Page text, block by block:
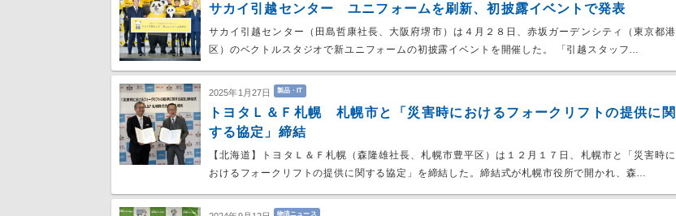
サカイ引越センター ユニフォームを刷新、初披露イベントで発表
サカイ引越センター（田島哲康社長、大阪府堺市）は４月２８日、赤坂ガーデンシティ（東京都港
区）のベクトルスタジオで新ユニフォームの初披露イベントを開催した。 「引越スタッフ…
2025年1月27日 製品・IT
トヨタＬ＆Ｆ札幌 札幌市と「災害時におけるフォークリフトの提供に関
する協定」締結
【北海道】トヨタＬ＆Ｆ札幌（森隆雄社長、札幌市豊平区）は１２月１７日、札幌市と「災害時に
おけるフォークリフトの提供に関する協定」を締結した。締結式が札幌市役所で開かれ、森…
物流ニュース